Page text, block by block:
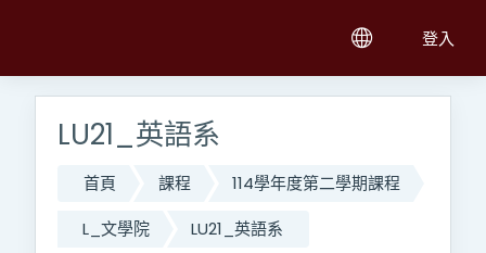
登入
LU21_英語系
首頁 課程
114學年度第二學期課程
L_文學院
LU21_英語系